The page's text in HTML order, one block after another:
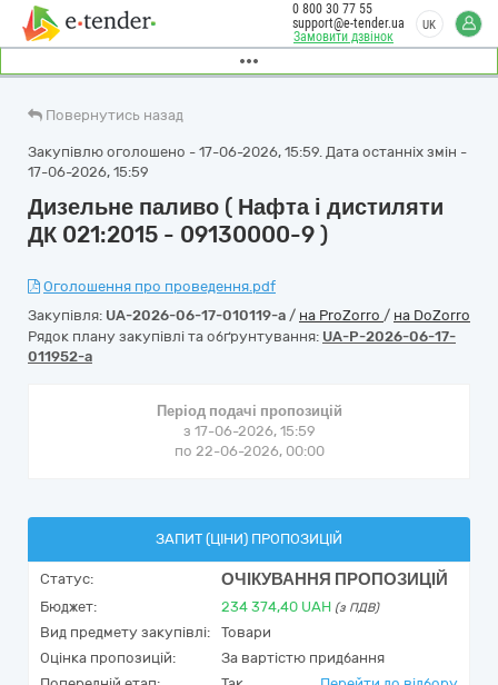
Замовити дзвінок
0 800 30 77 55
support@e-tender.ua
UK
Повернутись назад
Закупівлю оголошено - 17-06-2026, 15:59. Дата останніх змін -
17-06-2026, 15:59
Дизельне паливо ( Нафта і дистиляти
ДК 021:2015 - 09130000-9 )
Оголошення про проведення.pdf
Закупівля: UA-2026-06-17-010119-a / на ProZorro / на DoZorro
Рядок плану закупівлі та обґрунтування: UA-P-2026-06-17-
011952-a
Період подачі пропозицій
з 17-06-2026, 15:59
по 22-06-2026, 00:00
ЗАПИТ (ЦІНИ) ПРОПОЗИЦІЙ
Статус: ОЧІКУВАННЯ ПРОПОЗИЦІЙ
Бюджет: 234 374,40 UAH (з ПДВ)
Вид предмету закупівлі:
Товари
Оцінка пропозицій:
За вартістю придбання